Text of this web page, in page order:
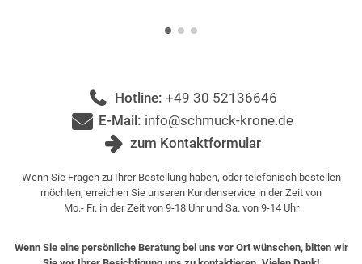
Hotline: +49 30 52136646
E-Mail: info@schmuck-krone.de
zum Kontaktformular
Wenn Sie Fragen zu Ihrer Bestellung haben, oder telefonisch bestellen
möchten, erreichen Sie unseren Kundenservice in der Zeit von
Mo.- Fr. in der Zeit von 9-18 Uhr und Sa. von 9-14 Uhr
Wenn Sie eine persönliche Beratung bei uns vor Ort wünschen, bitten wir